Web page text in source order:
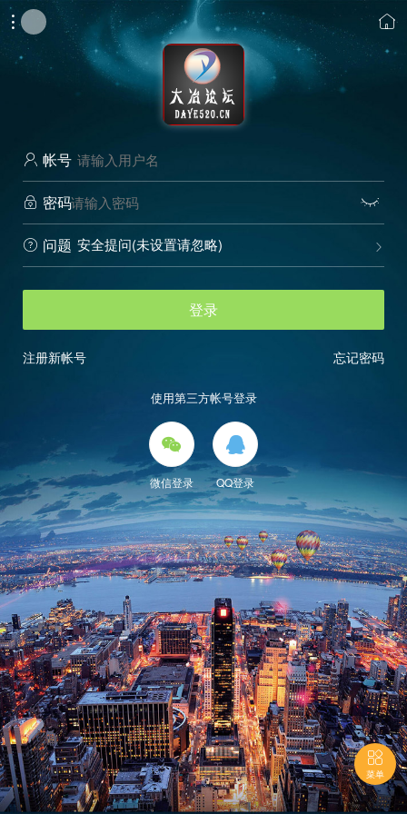
 
 帐号
 密码 
 问题 
安全提问(未设置请忽略)
登录
忘记密码
注册新帐号
使用第三方帐号登录

微信登录

QQ登录

菜单